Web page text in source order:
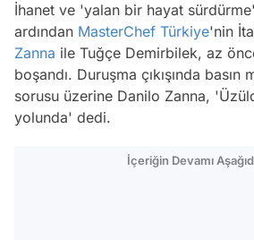
İhanet ve 'yalan bir hayat sürdürme'
ardından MasterChef Türkiye'nin
Zanna ile Tuğçe Demirbilek, az
boşandı. Duruşma çıkışında basın
sorusu üzerine Danilo Zanna,
yolunda' dedi.
İçeriğin Devamı